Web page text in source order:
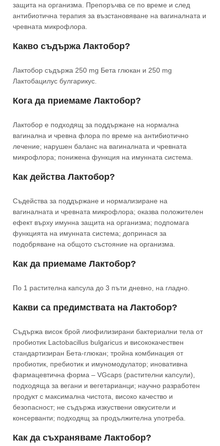
защита на организма. Препоръчва се по време и след
антибиотична терапия за възстановяване на вагиналната и
чревната микрофлора.
Какво съдържа Лактобор?
Лактобор съдържа 250 mg Бета глюкан и 250 mg
Лактобацилус булгарикус.
Кога да приемаме Лактобор?
Лактобор е подходящ за поддържане на нормална
вагинална и чревна флора по време на антибиотично
лечение; нарушен баланс на вагиналната и чревната
микрофлора; понижена функция на имунната система.
Как действа Лактобор?
Съдейства за поддържане и нормализиране на
вагиналната и чревната микрофлора; оказва положителен
ефект върху имунна защита на организма; подпомага
функцията на имунната система; допринася за
подобряване на общото състояние на организма.
Как да приемаме Лактобор?
По 1 растителна капсула до 3 пъти дневно, на гладно.
Какви са предимствата на Лактобор?
Съдържа висок брой лиофилизирани бактериални тела от
пробиотик Lactobacillus bulgaricus и висококачествен
стандартизиран Бета-глюкан; тройна комбинация от
пробиотик, пребиотик и имуномодулатор; иновативна
фармацевтична форма – VGcaps (растителни капсули),
подходяща за вегани и вегетарианци; научно разработен
продукт с максимална чистота, високо качество и
безопасност; не съдържа изкуствени овкусители и
консерванти; подходящ за продължителна употреба.
Как да съхраняваме Лактобор?